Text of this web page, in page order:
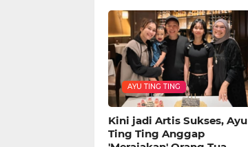
AYU TING TING
Kini jadi Artis Sukses, Ayu
Ting Ting Anggap